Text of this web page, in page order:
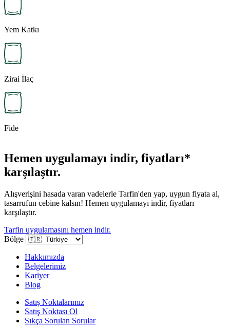
Yem Katkı
Zirai İlaç
Fide
Hemen uygulamayı indir, fiyatları*
karşılaştır.
Alışverişini hasada varan vadelerle Tarfin'den yap, uygun fiyata al,
tasarrufun cebine kalsın! Hemen uygulamayı indir, fiyatları
karşılaştır.
Tarfin uygulamasını hemen indir.
Bölge
Hakkımızda
Belgelerimiz
Kariyer
Blog
Satış Noktalarımız
Satış Noktası Ol
Sıkça Sorulan Sorular